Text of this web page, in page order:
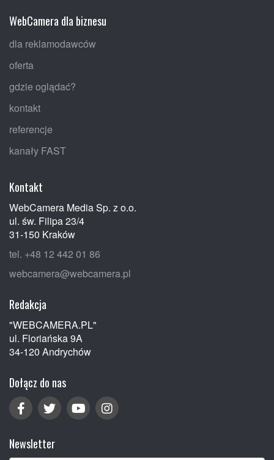
WebCamera dla biznesu
dla reklamodawców
oferta
gdzie oglądać?
kontakt
referencje
kanały FAST
Kontakt
WebCamera Media Sp. z o.o.
ul. św. Filipa 23/4
31-150 Kraków
tel. +48 12 442 01 86
webcamera@webcamera.pl
Redakcja
"WEBCAMERA.PL"
ul. Floriańska 9A
34-120 Andrychów
Dołącz do nas
Newsletter